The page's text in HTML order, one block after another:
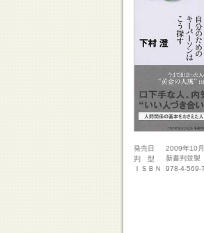
発売日
2009年10
判 型
新書判並製
ＩＳＢＮ
978-4-569-